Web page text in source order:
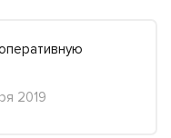
2019